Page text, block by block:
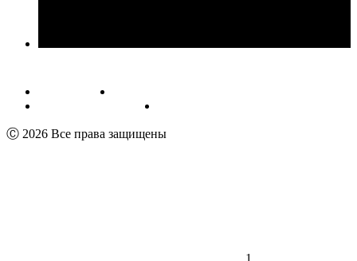
Публичная оферта
Пользовательское соглашение
Ⓒ 2026 Все права защищены